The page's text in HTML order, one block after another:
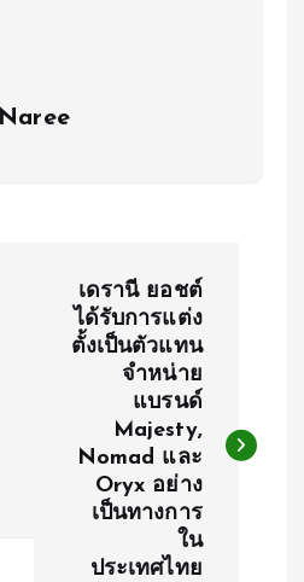
Naree
เดรานี ยอชต์
ได้รับการแต่ง
ตั้งเป็นตัวแทน
จำหน่าย
แบรนด์
Majesty,
Nomad และ
Oryx อย่าง
เป็นทางการ
ใน
ประเทศไทย